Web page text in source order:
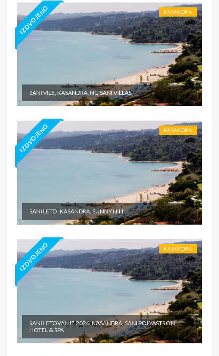
IZDVOJENO KASANDRA
SANI VILE, KASANDRA, NG SANI VILLAS
IZDVOJENO KASANDRA
SANI LETO, KASANDRA, SUNNY HILL
IZDVOJENO KASANDRA
SANI LETOVANJE 2026, KASANDRA, SANI POLYASTRON
HOTEL & SPA